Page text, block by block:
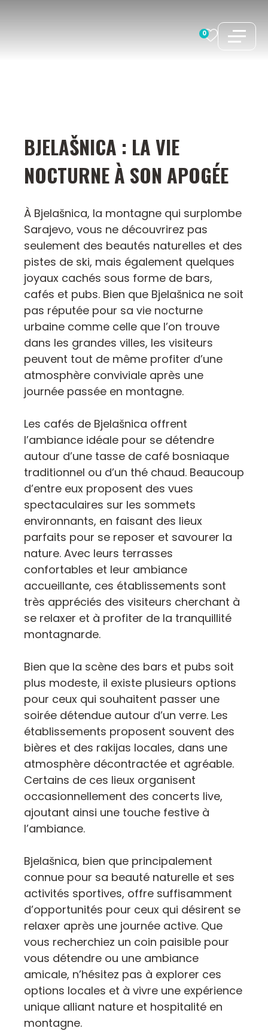
0
BJELAŠNICA : LA VIE
NOCTURNE À SON APOGÉE
À Bjelašnica, la montagne qui surplombe
Sarajevo, vous ne découvrirez pas
seulement des beautés naturelles et des
pistes de ski, mais également quelques
joyaux cachés sous forme de bars,
cafés et pubs. Bien que Bjelašnica ne soit
pas réputée pour sa vie nocturne
urbaine comme celle que l’on trouve
dans les grandes villes, les visiteurs
peuvent tout de même profiter d’une
atmosphère conviviale après une
journée passée en montagne.
Les cafés de Bjelašnica offrent
l’ambiance idéale pour se détendre
autour d’une tasse de café bosniaque
traditionnel ou d’un thé chaud. Beaucoup
d’entre eux proposent des vues
spectaculaires sur les sommets
environnants, en faisant des lieux
parfaits pour se reposer et savourer la
nature. Avec leurs terrasses
confortables et leur ambiance
accueillante, ces établissements sont
très appréciés des visiteurs cherchant à
se relaxer et à profiter de la tranquillité
montagnarde.
Bien que la scène des bars et pubs soit
plus modeste, il existe plusieurs options
pour ceux qui souhaitent passer une
soirée détendue autour d’un verre. Les
établissements proposent souvent des
bières et des rakijas locales, dans une
atmosphère décontractée et agréable.
Certains de ces lieux organisent
occasionnellement des concerts live,
ajoutant ainsi une touche festive à
l’ambiance.
Bjelašnica, bien que principalement
connue pour sa beauté naturelle et ses
activités sportives, offre suffisamment
d’opportunités pour ceux qui désirent se
relaxer après une journée active. Que
vous recherchiez un coin paisible pour
vous détendre ou une ambiance
amicale, n’hésitez pas à explorer ces
options locales et à vivre une expérience
unique alliant nature et hospitalité en
montagne.